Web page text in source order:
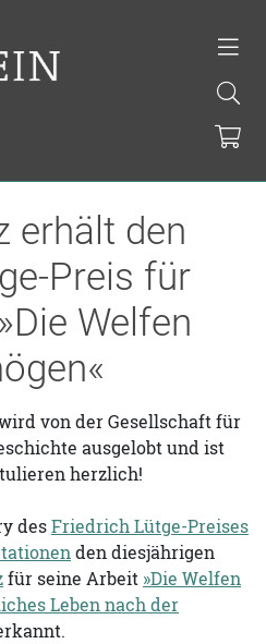
erhält den
Preis für
Welfen
von der Gesellschaft für
ausgelobt und ist
herzlich!
desFriedrich Lütge-Preises
den diesjährigen
für seine Arbeit »Die Welfen
Leben nach der